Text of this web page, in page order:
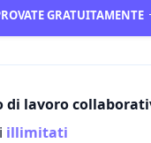
GRATUITAMENTE
di lavoro
illimitati